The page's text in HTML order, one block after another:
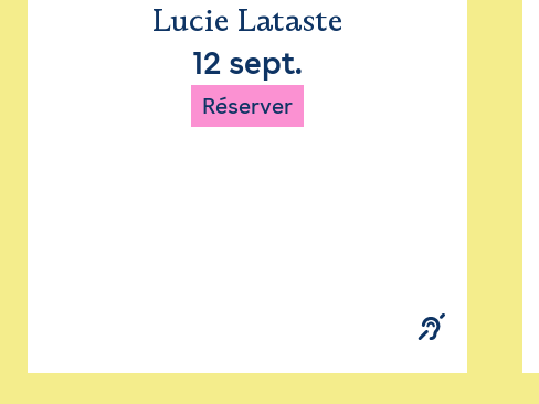
Lucie Lataste
12 sept.
Réserver